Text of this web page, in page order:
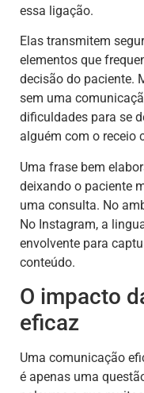
essa ligação.
Elas transmitem
elementos que
decisão do paciente.
sem uma
dificuldades para se
alguém com o receio
Uma frase bem
deixando o paciente
uma consulta. No
No Instagram, a
envolvente para
conteúdo.
O impacto
eficaz
Uma comunicação
é apenas uma